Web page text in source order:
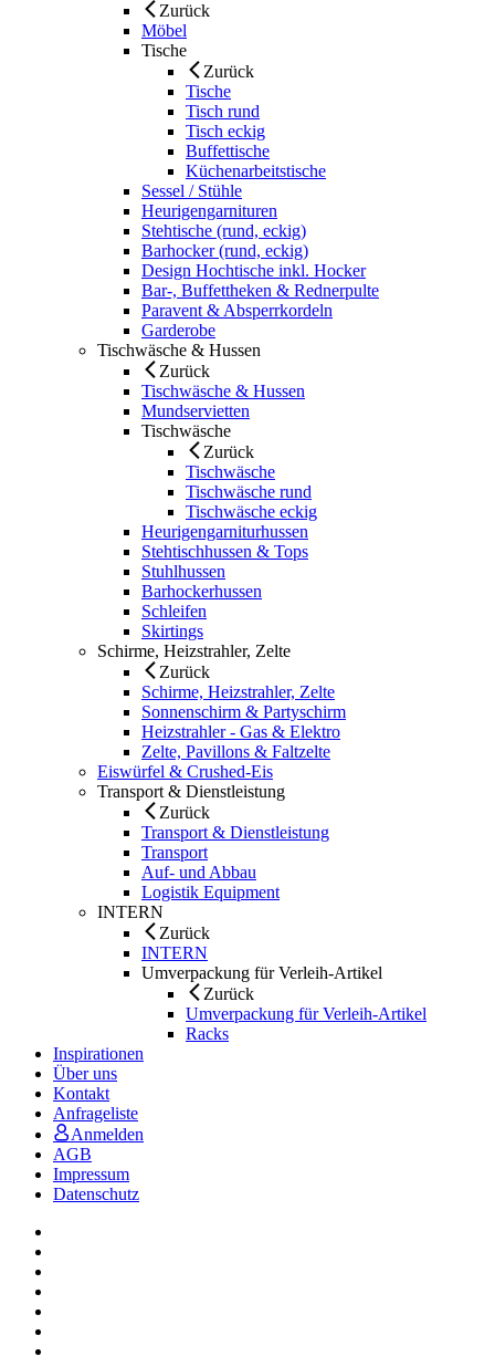
Zurück
Möbel
Tische
Zurück
Tische
Tisch rund
Tisch eckig
Buffettische
Küchenarbeitstische
Sessel / Stühle
Heurigengarnituren
Stehtische (rund, eckig)
Barhocker (rund, eckig)
Design Hochtische inkl. Hocker
Bar-, Buffettheken & Rednerpulte
Paravent & Absperrkordeln
Garderobe
Tischwäsche & Hussen
Zurück
Tischwäsche & Hussen
Mundservietten
Tischwäsche
Zurück
Tischwäsche
Tischwäsche rund
Tischwäsche eckig
Heurigengarniturhussen
Stehtischhussen & Tops
Stuhlhussen
Barhockerhussen
Schleifen
Skirtings
Schirme, Heizstrahler, Zelte
Zurück
Schirme, Heizstrahler, Zelte
Sonnenschirm & Partyschirm
Heizstrahler - Gas & Elektro
Zelte, Pavillons & Faltzelte
Eiswürfel & Crushed-Eis
Transport & Dienstleistung
Zurück
Transport & Dienstleistung
Transport
Auf- und Abbau
Logistik Equipment
INTERN
Zurück
INTERN
Umverpackung für Verleih-Artikel
Zurück
Umverpackung für Verleih-Artikel
Racks
Inspirationen
Über uns
Kontakt
Anfrageliste
Anmelden
AGB
Impressum
Datenschutz